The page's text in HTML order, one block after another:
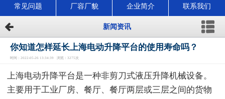
常见问题 厂容厂貌 企业简介 联系我们
新闻资讯
你知道怎样延长上海电动升降平台的使用寿命吗？
时间：2022-05-26 13:34:39 浏览：3275次
上海电动升降平台是一种非剪刀式液压升降机械设备。
主要用于工业厂房、餐厅、餐厅两层或三层之间的货物